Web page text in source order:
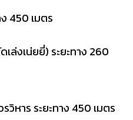
450 เมตร
ล่งเน่ยยี่) ระยะทาง 260
วิหาร ระยะทาง 450 เมตร